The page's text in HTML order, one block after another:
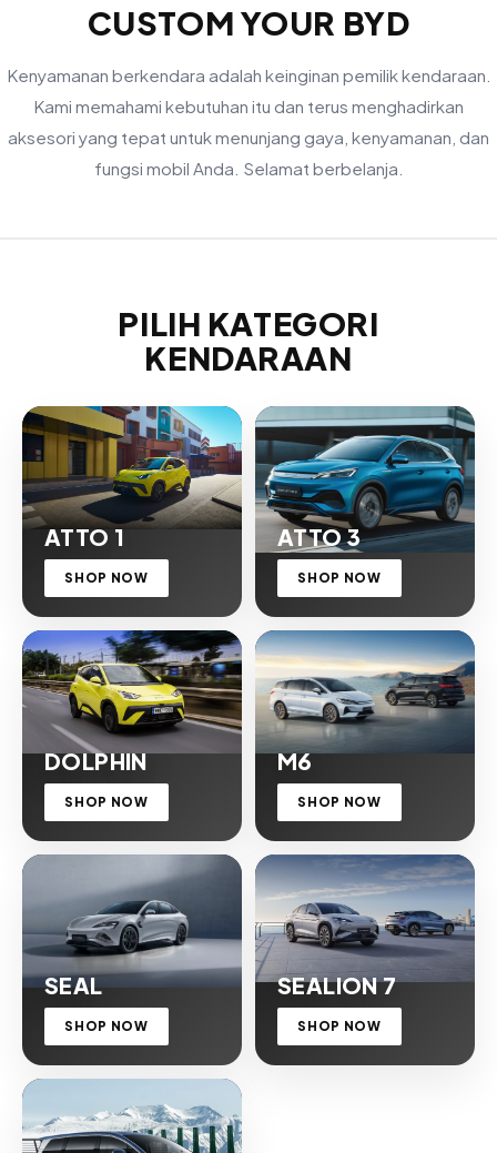
CUSTOM YOUR BYD
Kenyamanan berkendara adalah keinginan pemilik kendaraan.
Kami memahami kebutuhan itu dan terus menghadirkan
aksesori yang tepat untuk menunjang gaya, kenyamanan, dan
fungsi mobil Anda. Selamat berbelanja.
PILIH KATEGORI
KENDARAAN
ATTO 1
SHOP NOW
ATTO 3
SHOP NOW
DOLPHIN
SHOP NOW
M6
SHOP NOW
SEAL
SHOP NOW
SEALION 7
SHOP NOW